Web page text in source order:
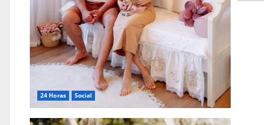
24 Horas Social